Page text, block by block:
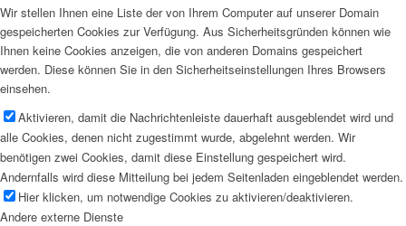
Wir stellen Ihnen eine Liste der von Ihrem Computer auf unserer Domain
gespeicherten Cookies zur Verfügung. Aus Sicherheitsgründen können wie
Ihnen keine Cookies anzeigen, die von anderen Domains gespeichert
werden. Diese können Sie in den Sicherheitseinstellungen Ihres Browsers
einsehen.
Aktivieren, damit die Nachrichtenleiste dauerhaft ausgeblendet wird und
alle Cookies, denen nicht zugestimmt wurde, abgelehnt werden. Wir
benötigen zwei Cookies, damit diese Einstellung gespeichert wird.
Andernfalls wird diese Mitteilung bei jedem Seitenladen eingeblendet werden.
Hier klicken, um notwendige Cookies zu aktivieren/deaktivieren.
Andere externe Dienste